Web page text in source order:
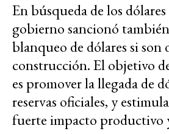
En búsqueda de los
gobierno sancionó
blanqueo de dólares si son
construcción. El objetivo
es promover la llegada de
reservas oficiales, y
fuerte impacto productivo